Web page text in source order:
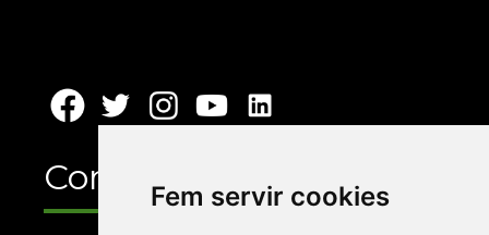
Fem servir cookies
Contacte